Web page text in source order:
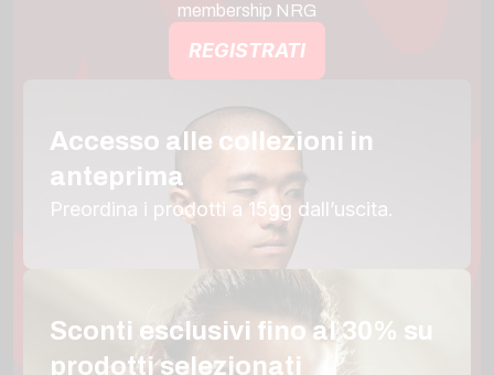
membership NRG
REGISTRATI
Accesso alle collezioni in
anteprima
Preordina i prodotti a 15gg dall’uscita.
Sconti esclusivi fino al 30% su
prodotti selezionati